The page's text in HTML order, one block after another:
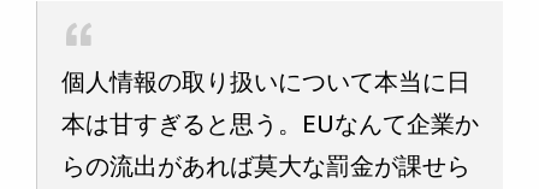
個人情報の取り扱いについて本当に日
本は甘すぎると思う。EUなんて企業か
らの流出があれば莫大な罰金が課せら